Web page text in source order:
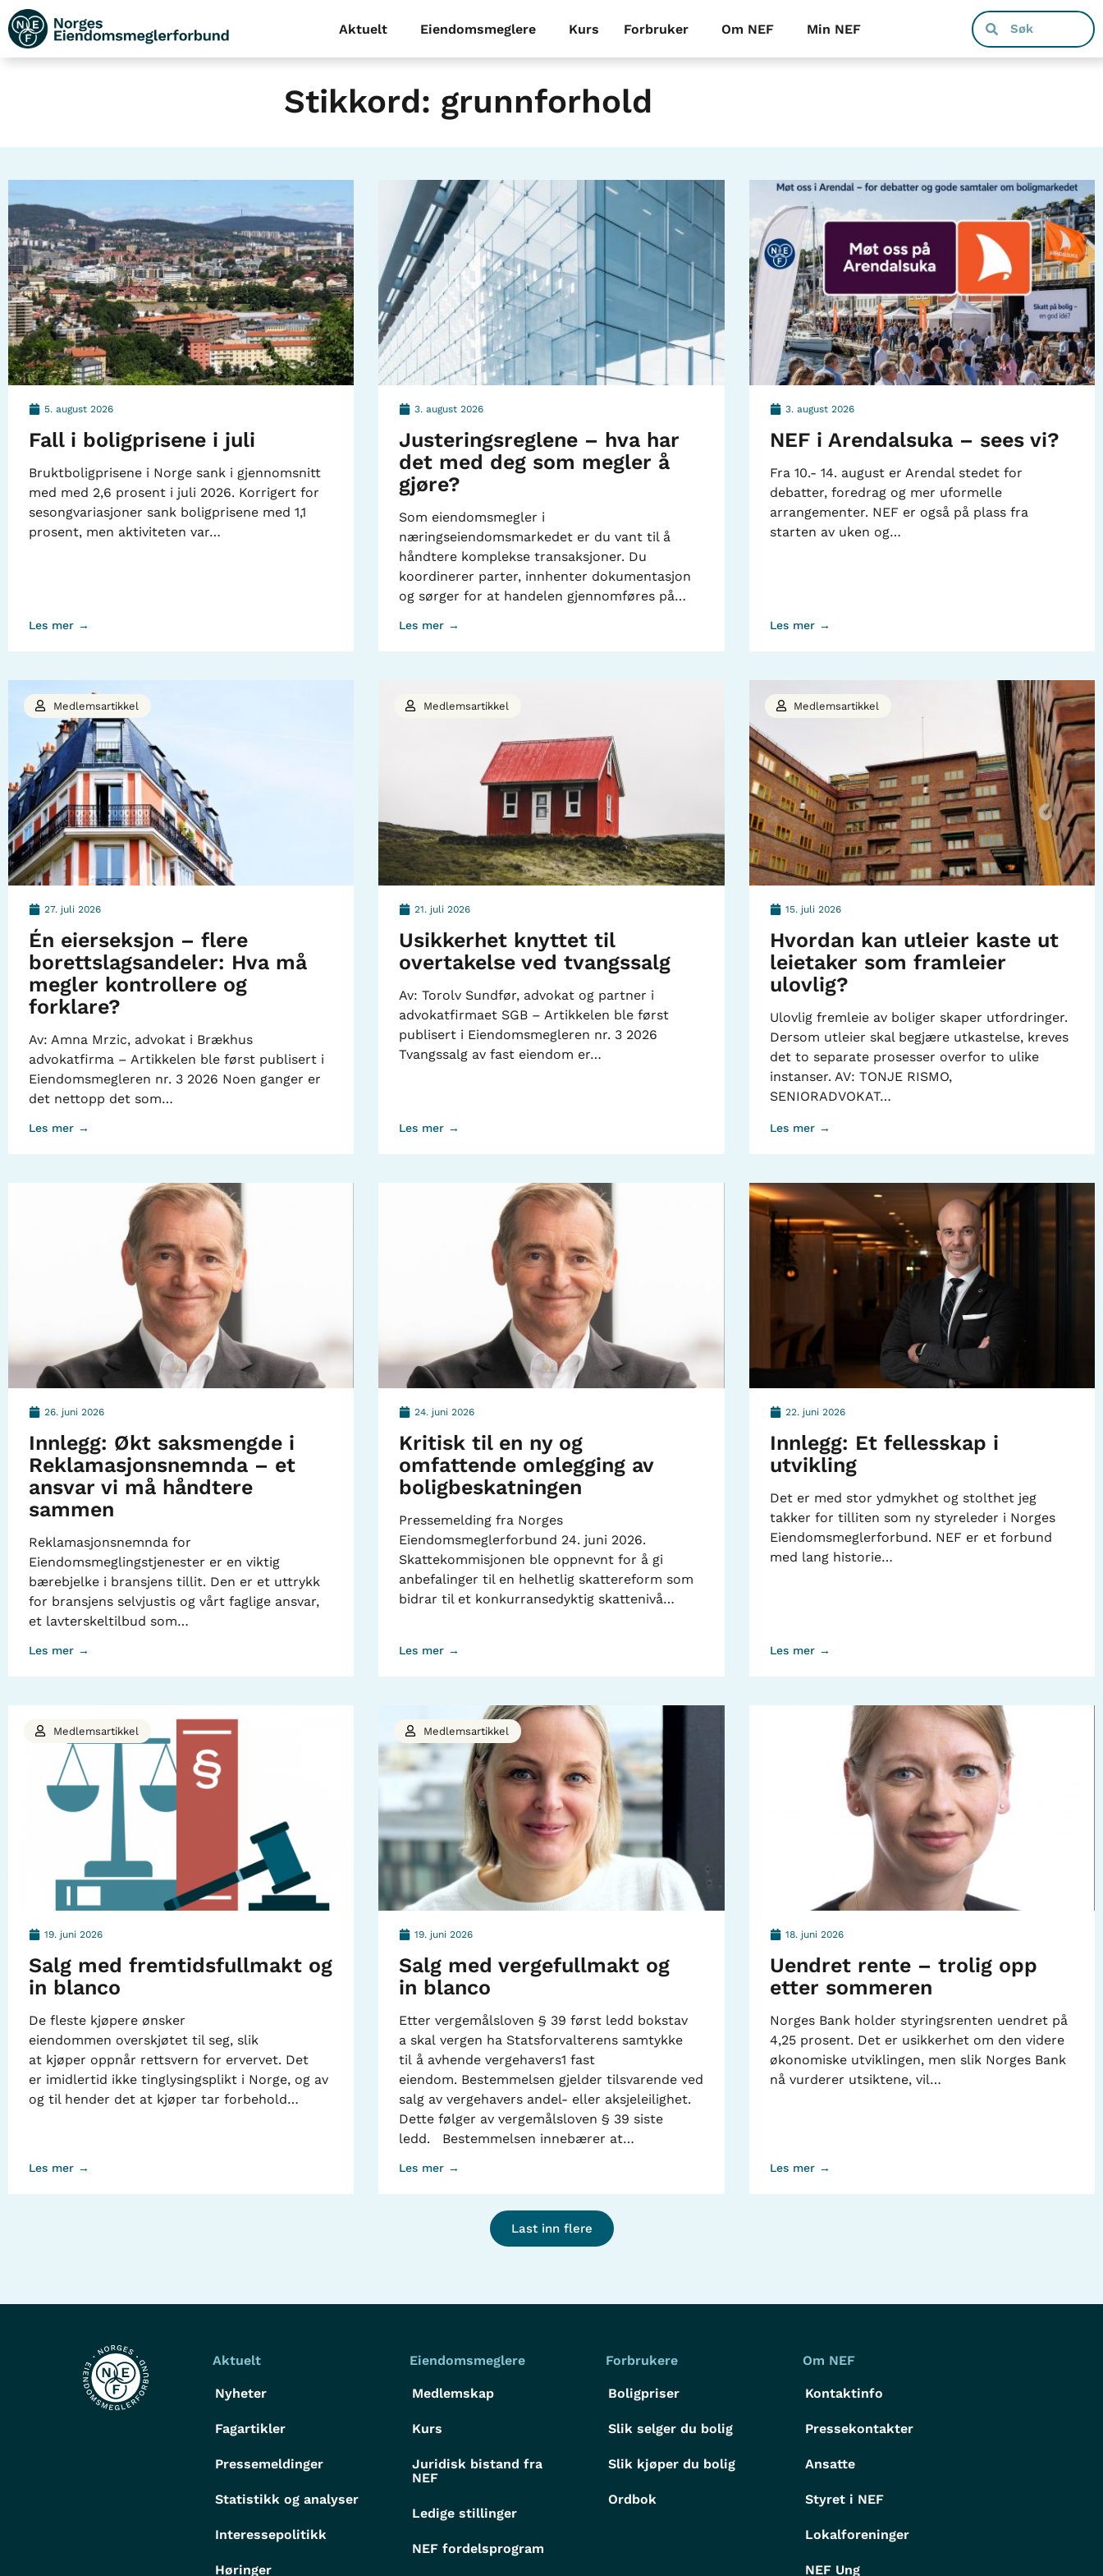
Aktuelt Eiendomsmeglere Kurs Forbruker Om NEF Min NEF
Stikkord: grunnforhold
5. august 2026
Fall i boligprisene i juli
Bruktboligprisene i Norge sank i gjennomsnitt
med med 2,6 prosent i juli 2026. Korrigert for
sesongvariasjoner sank boligprisene med 1,1
prosent, men aktiviteten var…
Les mer →
3. august 2026
Justeringsreglene – hva har
det med deg som megler å
gjøre?
Som eiendomsmegler i
næringseiendomsmarkedet er du vant til å
håndtere komplekse transaksjoner. Du
koordinerer parter, innhenter dokumentasjon
og sørger for at handelen gjennomføres på…
Les mer →
3. august 2026
NEF i Arendalsuka – sees vi?
Fra 10.- 14. august er Arendal stedet for
debatter, foredrag og mer uformelle
arrangementer. NEF er også på plass fra
starten av uken og…
Les mer →
27. juli 2026
Én eierseksjon – flere
borettslagsandeler: Hva må
megler kontrollere og
forklare?
Av: Amna Mrzic, advokat i Brækhus
advokatfirma – Artikkelen ble først publisert i
Eiendomsmegleren nr. 3 2026 Noen ganger er
det nettopp det som…
Les mer →
Medlemsartikkel
21. juli 2026
Usikkerhet knyttet til
overtakelse ved tvangssalg
Av: Torolv Sundfør, advokat og partner i
advokatfirmaet SGB – Artikkelen ble først
publisert i Eiendomsmegleren nr. 3 2026
Tvangssalg av fast eiendom er…
Les mer →
Medlemsartikkel
15. juli 2026
Hvordan kan utleier kaste ut
leietaker som framleier
ulovlig?
Ulovlig fremleie av boliger skaper utfordringer.
Dersom utleier skal begjære utkastelse, kreves
det to separate prosesser overfor to ulike
instanser. AV: TONJE RISMO,
SENIORADVOKAT…
Les mer →
Medlemsartikkel
26. juni 2026
Innlegg: Økt saksmengde i
Reklamasjonsnemnda – et
ansvar vi må håndtere
sammen
Reklamasjonsnemnda for
Eiendomsmeglingstjenester er en viktig
bærebjelke i bransjens tillit. Den er et uttrykk
for bransjens selvjustis og vårt faglige ansvar,
et lavterskeltilbud som…
Les mer →
24. juni 2026
Kritisk til en ny og
omfattende omlegging av
boligbeskatningen
Pressemelding fra Norges
Eiendomsmeglerforbund 24. juni 2026.
Skattekommisjonen ble oppnevnt for å gi
anbefalinger til en helhetlig skattereform som
bidrar til et konkurransedyktig skattenivå…
Les mer →
22. juni 2026
Innlegg: Et fellesskap i
utvikling
Det er med stor ydmykhet og stolthet jeg
takker for tilliten som ny styreleder i Norges
Eiendomsmeglerforbund. NEF er et forbund
med lang historie…
Les mer →
19. juni 2026
Salg med fremtidsfullmakt og
in blanco
De fleste kjøpere ønsker
eiendommen overskjøtet til seg, slik
at kjøper oppnår rettsvern for ervervet. Det
er imidlertid ikke tinglysingsplikt i Norge, og av
og til hender det at kjøper tar forbehold…
Les mer →
Medlemsartikkel
19. juni 2026
Salg med vergefullmakt og
in blanco
Etter vergemålsloven § 39 først ledd bokstav
a skal vergen ha Statsforvalterens samtykke
til å avhende vergehavers1 fast
eiendom. Bestemmelsen gjelder tilsvarende ved
salg av vergehavers andel- eller aksjeleilighet.
Dette følger av vergemålsloven § 39 siste
ledd. Bestemmelsen innebærer at…
Les mer →
Medlemsartikkel
18. juni 2026
Uendret rente – trolig opp
etter sommeren
Norges Bank holder styringsrenten uendret på
4,25 prosent. Det er usikkerhet om den videre
økonomiske utviklingen, men slik Norges Bank
nå vurderer utsiktene, vil…
Les mer →
Last inn flere
Aktuelt
Nyheter
Fagartikler
Pressemeldinger
Statistikk og analyser
Interessepolitikk
Høringer
Eiendomsmeglere
Medlemskap
Kurs
Juridisk bistand fra
NEF
Ledige stillinger
NEF fordelsprogram
Forbrukere
Boligpriser
Slik selger du bolig
Slik kjøper du bolig
Ordbok
Om NEF
Kontaktinfo
Pressekontakter
Ansatte
Styret i NEF
Lokalforeninger
NEF Ung